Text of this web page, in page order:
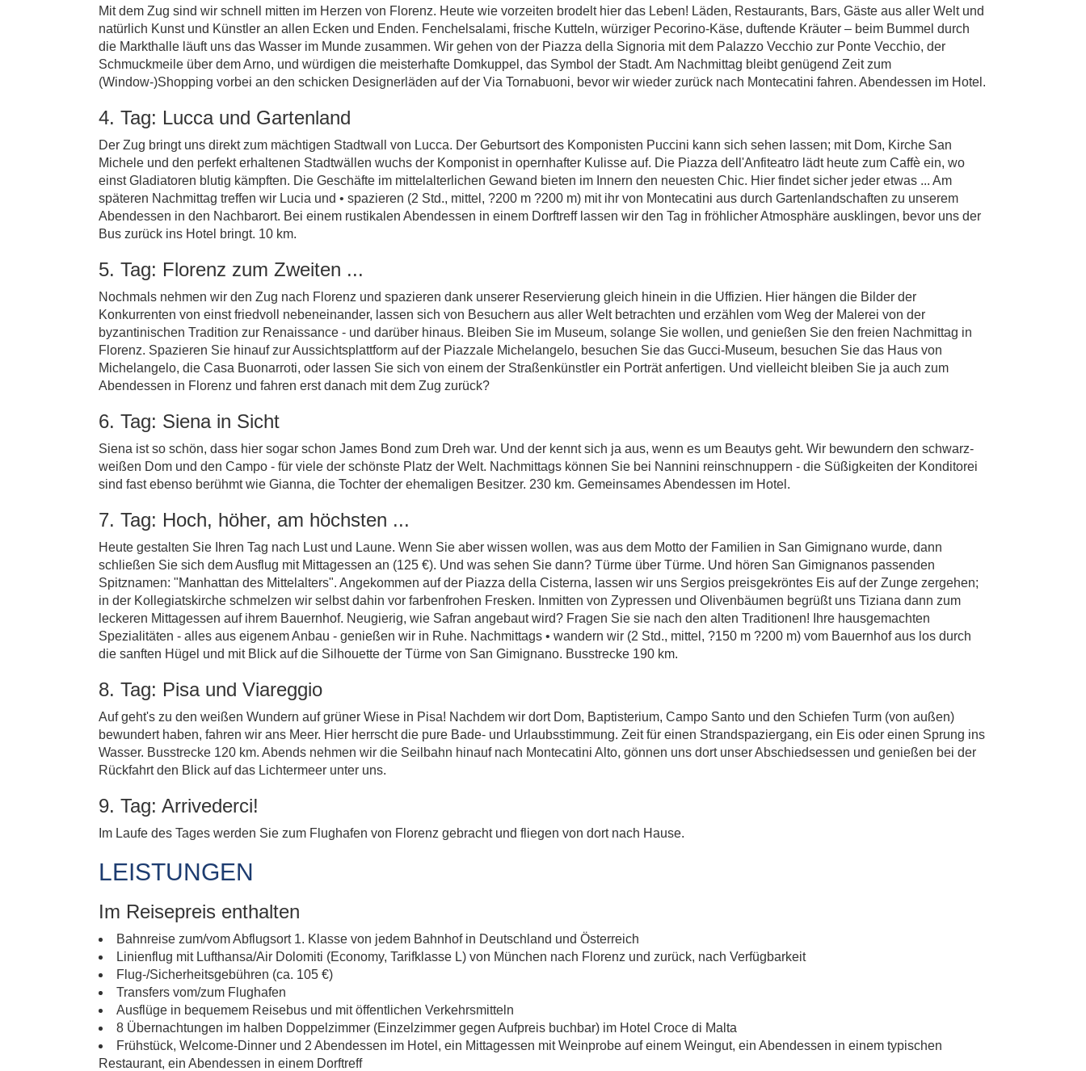
Mit dem Zug sind wir schnell mitten im Herzen von Florenz. Heute wie vorzeiten brodelt hier das Leben! Läden, Restaurants, Bars, Gäste aus aller Welt und
natürlich Kunst und Künstler an allen Ecken und Enden. Fenchelsalami, frische Kutteln, würziger Pecorino-Käse, duftende Kräuter – beim Bummel durch
die Markthalle läuft uns das Wasser im Munde zusammen. Wir gehen von der Piazza della Signoria mit dem Palazzo Vecchio zur Ponte Vecchio, der
Schmuckmeile über dem Arno, und würdigen die meisterhafte Domkuppel, das Symbol der Stadt. Am Nachmittag bleibt genügend Zeit zum
(Window-)Shopping vorbei an den schicken Designerläden auf der Via Tornabuoni, bevor wir wieder zurück nach Montecatini fahren. Abendessen im Hotel.
4. Tag: Lucca und Gartenland
Der Zug bringt uns direkt zum mächtigen Stadtwall von Lucca. Der Geburtsort des Komponisten Puccini kann sich sehen lassen; mit Dom, Kirche San
Michele und den perfekt erhaltenen Stadtwällen wuchs der Komponist in opernhafter Kulisse auf. Die Piazza dell'Anfiteatro lädt heute zum Caffè ein, wo
einst Gladiatoren blutig kämpften. Die Geschäfte im mittelalterlichen Gewand bieten im Innern den neuesten Chic. Hier findet sicher jeder etwas ... Am
späteren Nachmittag treffen wir Lucia und • spazieren (2 Std., mittel, ?200 m ?200 m) mit ihr von Montecatini aus durch Gartenlandschaften zu unserem
Abendessen in den Nachbarort. Bei einem rustikalen Abendessen in einem Dorftreff lassen wir den Tag in fröhlicher Atmosphäre ausklingen, bevor uns der
Bus zurück ins Hotel bringt. 10 km.
5. Tag: Florenz zum Zweiten ...
Nochmals nehmen wir den Zug nach Florenz und spazieren dank unserer Reservierung gleich hinein in die Uffizien. Hier hängen die Bilder der
Konkurrenten von einst friedvoll nebeneinander, lassen sich von Besuchern aus aller Welt betrachten und erzählen vom Weg der Malerei von der
byzantinischen Tradition zur Renaissance - und darüber hinaus. Bleiben Sie im Museum, solange Sie wollen, und genießen Sie den freien Nachmittag in
Florenz. Spazieren Sie hinauf zur Aussichtsplattform auf der Piazzale Michelangelo, besuchen Sie das Gucci-Museum, besuchen Sie das Haus von
Michelangelo, die Casa Buonarroti, oder lassen Sie sich von einem der Straßenkünstler ein Porträt anfertigen. Und vielleicht bleiben Sie ja auch zum
Abendessen in Florenz und fahren erst danach mit dem Zug zurück?
6. Tag: Siena in Sicht
Siena ist so schön, dass hier sogar schon James Bond zum Dreh war. Und der kennt sich ja aus, wenn es um Beautys geht. Wir bewundern den schwarz-
weißen Dom und den Campo - für viele der schönste Platz der Welt. Nachmittags können Sie bei Nannini reinschnuppern - die Süßigkeiten der Konditorei
sind fast ebenso berühmt wie Gianna, die Tochter der ehemaligen Besitzer. 230 km. Gemeinsames Abendessen im Hotel.
7. Tag: Hoch, höher, am höchsten ...
Heute gestalten Sie Ihren Tag nach Lust und Laune. Wenn Sie aber wissen wollen, was aus dem Motto der Familien in San Gimignano wurde, dann
schließen Sie sich dem Ausflug mit Mittagessen an (125 €). Und was sehen Sie dann? Türme über Türme. Und hören San Gimignanos passenden
Spitznamen: "Manhattan des Mittelalters". Angekommen auf der Piazza della Cisterna, lassen wir uns Sergios preisgekröntes Eis auf der Zunge zergehen;
in der Kollegiatskirche schmelzen wir selbst dahin vor farbenfrohen Fresken. Inmitten von Zypressen und Olivenbäumen begrüßt uns Tiziana dann zum
leckeren Mittagessen auf ihrem Bauernhof. Neugierig, wie Safran angebaut wird? Fragen Sie sie nach den alten Traditionen! Ihre hausgemachten
Spezialitäten - alles aus eigenem Anbau - genießen wir in Ruhe. Nachmittags • wandern wir (2 Std., mittel, ?150 m ?200 m) vom Bauernhof aus los durch
die sanften Hügel und mit Blick auf die Silhouette der Türme von San Gimignano. Busstrecke 190 km.
8. Tag: Pisa und Viareggio
Auf geht's zu den weißen Wundern auf grüner Wiese in Pisa! Nachdem wir dort Dom, Baptisterium, Campo Santo und den Schiefen Turm (von außen)
bewundert haben, fahren wir ans Meer. Hier herrscht die pure Bade- und Urlaubsstimmung. Zeit für einen Strandspaziergang, ein Eis oder einen Sprung ins
Wasser. Busstrecke 120 km. Abends nehmen wir die Seilbahn hinauf nach Montecatini Alto, gönnen uns dort unser Abschiedsessen und genießen bei der
Rückfahrt den Blick auf das Lichtermeer unter uns.
9. Tag: Arrivederci!
Im Laufe des Tages werden Sie zum Flughafen von Florenz gebracht und fliegen von dort nach Hause.
LEISTUNGEN
Im Reisepreis enthalten
Bahnreise zum/vom Abflugsort 1. Klasse von jedem Bahnhof in Deutschland und Österreich
Linienflug mit Lufthansa/Air Dolomiti (Economy, Tarifklasse L) von München nach Florenz und zurück, nach Verfügbarkeit
Flug-/Sicherheitsgebühren (ca. 105 €)
Transfers vom/zum Flughafen
Ausflüge in bequemem Reisebus und mit öffentlichen Verkehrsmitteln
8 Übernachtungen im halben Doppelzimmer (Einzelzimmer gegen Aufpreis buchbar) im Hotel Croce di Malta
Frühstück, Welcome-Dinner und 2 Abendessen im Hotel, ein Mittagessen mit Weinprobe auf einem Weingut, ein Abendessen in einem typischen
Restaurant, ein Abendessen in einem Dorftreff